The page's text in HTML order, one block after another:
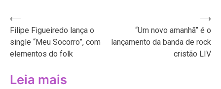
Navegação
de
Post
⟵
Filipe Figueiredo lança o
single “Meu Socorro”, com
elementos do folk
“Um novo amanhã” é o
lançamento da banda de rock
cristão LIV
⟶
Leia mais